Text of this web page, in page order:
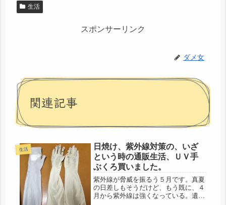
生活
スポンサーリンク
ダメ女
関連記事
生活
日焼け、紫外線対策の、いざ
という時の通販生活、ＵＶ手
ぶくろ買いました。
紫外線が脅威を振るう５月です。真夏
の日差しもそうだけど、もう既に、４
月から紫外線は強くなっている。遺伝